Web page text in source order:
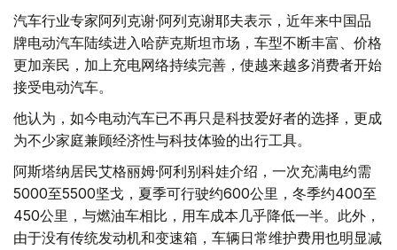
汽车行业专家阿列克谢·阿列克谢耶夫表示，近年来中国品
牌电动汽车陆续进入哈萨克斯坦市场，车型不断丰富、价格
更加亲民，加上充电网络持续完善，使越来越多消费者开始
接受电动汽车。
他认为，如今电动汽车已不再只是科技爱好者的选择，更成
为不少家庭兼顾经济性与科技体验的出行工具。
阿斯塔纳居民艾格丽姆·阿利别科娃介绍，一次充满电约需
5000至5500坚戈，夏季可行驶约600公里，冬季约400至
450公里，与燃油车相比，用车成本几乎降低一半。此外，
由于没有传统发动机和变速箱，车辆日常维护费用也明显减